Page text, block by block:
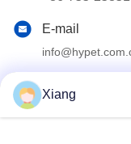
E-mail
Sala 2205
Xiang